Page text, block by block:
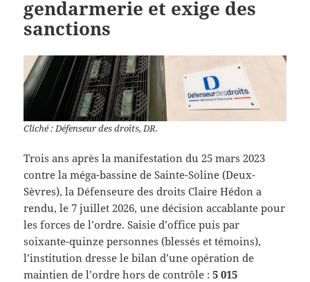
gendarmerie et exige des
sanctions
Cliché : Défenseur des droits, DR.
Trois ans après la manifestation du 25 mars 2023
contre la méga-bassine de Sainte-Soline (Deux-
Sèvres), la Défenseure des droits Claire Hédon a
rendu, le 7 juillet 2026, une décision accablante pour
les forces de l’ordre. Saisie d’office puis par
soixante-quinze personnes (blessés et témoins),
l’institution dresse le bilan d’une opération de
maintien de l’ordre hors de contrôle :5 015